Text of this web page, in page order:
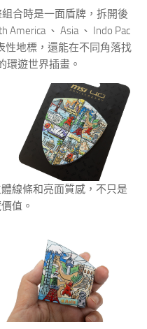
合時是一面盾牌，拆開後
、 Asia 、 Indo Pac
性地標，還能在不同角落找
環遊世界插畫。
線條和亮面質感，不只是
值。